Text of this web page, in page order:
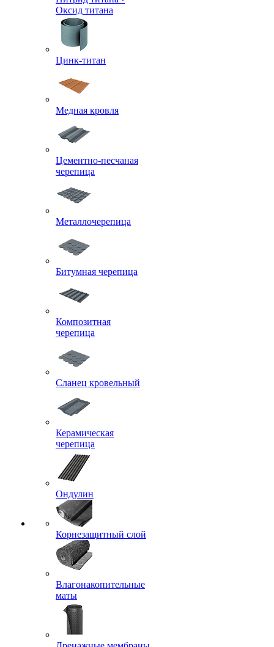
Оксид титана
Цинк-титан
Медная кровля
Цементно-песчаная
черепица
Металлочерепица
Битумная черепица
Композитная
черепица
Сланец кровельный
Керамическая
черепица
Ондулин
Корнезащитный слой
Влагонакопительные
маты